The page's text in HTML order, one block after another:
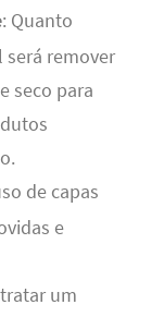
: Quanto
será remover
seco para
de capas
e
um